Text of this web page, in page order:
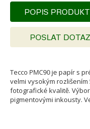
POPIS
POSLAT DOTAZ
Tecco PMC90 je papír s
velmi vysokým
fotografické kvalitě.
pigmentovými inkousty.